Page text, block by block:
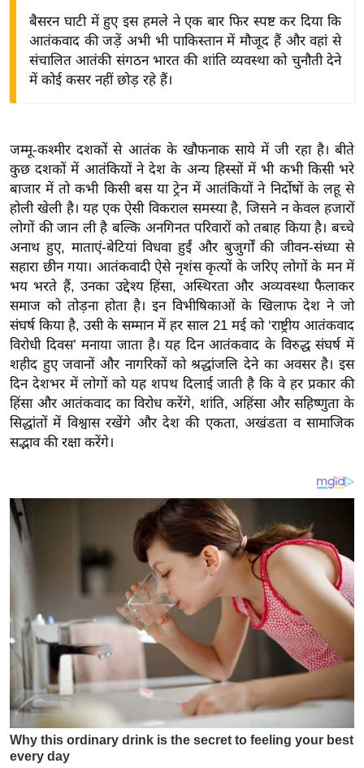
ग
त
वि
शे
ष
ज्ञ
रा
य
ब
ज
ट
खे
ल
क्रि
I
P
2
क्रा
इ
म
ई
-
बैसरन घाटी में हुए इस हमले ने एक बार फिर स्पष्ट कर दिया कि
आतंकवाद की जड़ें अभी भी पाकिस्तान में मौजूद हैं और वहां से
संचालित आतंकी संगठन भारत की शांति व्यवस्था को चुनौती देने
में कोई कसर नहीं छोड़ रहे हैं।
जम्मू-कश्मीर दशकों से आतंक के खौफनाक साये में जी रहा है। बीते
कुछ दशकों में आतंकियों ने देश के अन्य हिस्सों में भी कभी किसी भरे
बाजार में तो कभी किसी बस या ट्रेन में आतंकियों ने निर्दोषों के लहू से
होली खेली है। यह एक ऐसी विकराल समस्या है, जिसने न केवल हजारों
लोगों की जान ली है बल्कि अनगिनत परिवारों को तबाह किया है। बच्चे
अनाथ हुए, माताएं-बेटियां विधवा हुईं और बुजुर्गों की जीवन-संध्या से
सहारा छीन गया। आतंकवादी ऐसे नृशंस कृत्यों के जरिए लोगों के मन में
भय भरते हैं, उनका उद्देश्य हिंसा, अस्थिरता और अव्यवस्था फैलाकर
समाज को तोड़ना होता है। इन विभीषिकाओं के खिलाफ देश ने जो
संघर्ष किया है, उसी के सम्मान में हर साल 21 मई को ‘राष्ट्रीय आतंकवाद
विरोधी दिवस’ मनाया जाता है। यह दिन आतंकवाद के विरुद्ध संघर्ष में
शहीद हुए जवानों और नागरिकों को श्रद्धांजलि देने का अवसर है। इस
दिन देशभर में लोगों को यह शपथ दिलाई जाती है कि वे हर प्रकार की
हिंसा और आतंकवाद का विरोध करेंगे, शांति, अहिंसा और सहिष्णुता के
सिद्धांतों में विश्वास रखेंगे और देश की एकता, अखंडता व सामाजिक
सद्भाव की रक्षा करेंगे।